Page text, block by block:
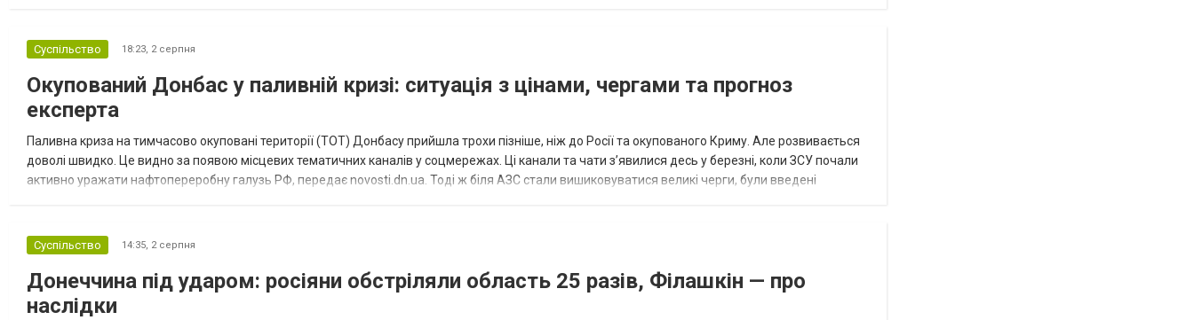
Суспільство 18:23, 2 серпня
Окупований Донбас у паливній кризі: ситуація з цінами, чергами та прогноз
експерта
Паливна криза на тимчасово окуповані території (ТОТ) Донбасу прийшла трохи пізніше, ніж до Росії та окупованого Криму. Але розвивається
доволі швидко. Це видно за появою місцевих тематичних каналів у соцмережах. Ці канали та чати з’явилися десь у березні, коли ЗСУ почали
активно уражати нафтопереробну галузь РФ, передає novosti.dn.ua. Тоді ж біля АЗС стали вишиковуватися великі черги, були введені
Суспільство 14:35, 2 серпня
Донеччина під ударом: росіяни обстріляли область 25 разів, Філашкін — про
наслідки